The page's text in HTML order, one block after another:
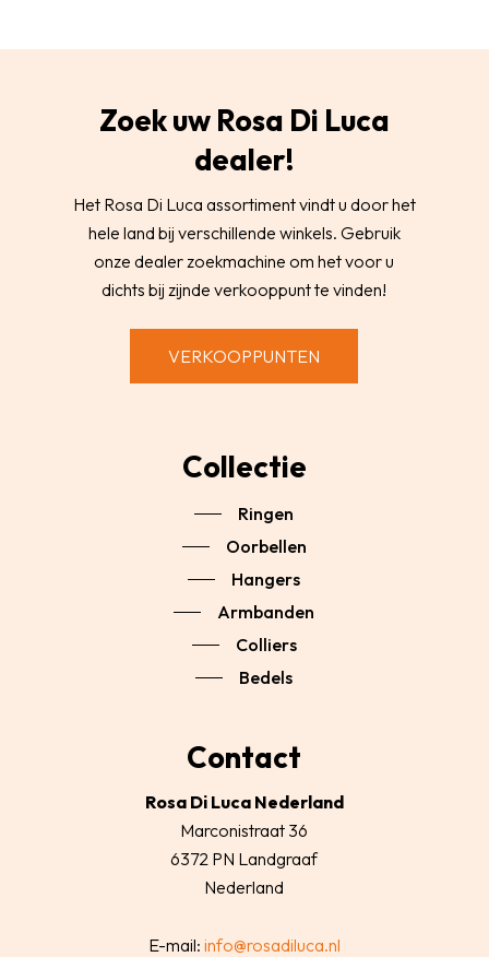
Zoek uw Rosa Di Luca
dealer!
Het Rosa Di Luca assortiment vindt u door het
hele land bij verschillende winkels. Gebruik
onze dealer zoekmachine om het voor u
dichts bij zijnde verkooppunt te vinden!
VERKOOPPUNTEN
Collectie
Ringen
Oorbellen
Hangers
Armbanden
Colliers
Bedels
Contact
Rosa Di Luca Nederland
Marconistraat 36
6372 PN Landgraaf
Nederland
E-mail: info@rosadiluca.nl